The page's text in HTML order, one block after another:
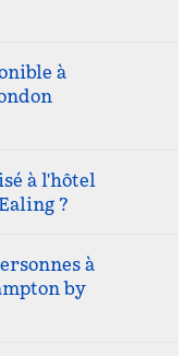
à
à l'hôtel
?
à
by